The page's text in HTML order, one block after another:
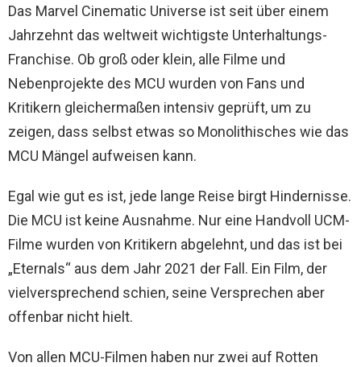
Das Marvel Cinematic Universe ist seit über einem
Jahrzehnt das weltweit wichtigste Unterhaltungs-
Franchise. Ob groß oder klein, alle Filme und
Nebenprojekte des MCU wurden von Fans und
Kritikern gleichermaßen intensiv geprüft, um zu
zeigen, dass selbst etwas so Monolithisches wie das
MCU Mängel aufweisen kann.
Egal wie gut es ist, jede lange Reise birgt Hindernisse.
Die MCU ist keine Ausnahme. Nur eine Handvoll UCM-
Filme wurden von Kritikern abgelehnt, und das ist bei
„Eternals“ aus dem Jahr 2021 der Fall. Ein Film, der
vielversprechend schien, seine Versprechen aber
offenbar nicht hielt.
Von allen MCU-Filmen haben nur zwei auf Rotten